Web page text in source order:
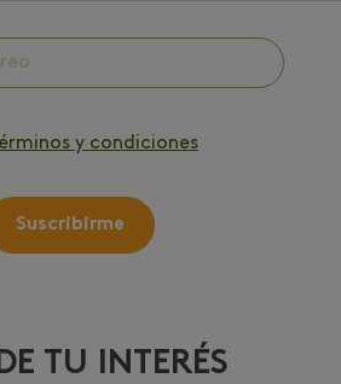
y condiciones
Suscribirme
TU INTERÉS